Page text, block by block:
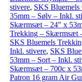
stivere, SKS
35mm – Sølv – Inkl.
Skærmsæt – 24" x
Trekking – Skærmsæt
SKS Bluemels
Inkl. stivere, SKS
53mm – Sort – Inkl.
Skærmsæt – 700c x
Patron 16 gram Air